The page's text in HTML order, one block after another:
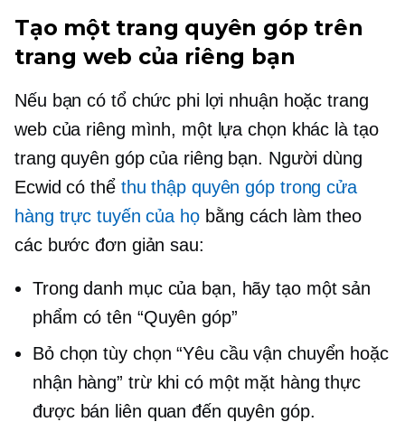
Tạo một trang quyên góp trên
trang web của riêng bạn
Nếu bạn có tổ chức phi lợi nhuận hoặc trang
web của riêng mình, một lựa chọn khác là tạo
trang quyên góp của riêng bạn. Người dùng
Ecwid có thể thu thập quyên góp trong cửa
hàng trực tuyến của họbằng cách làm theo
các bước đơn giản sau:
Trong danh mục của bạn, hãy tạo một sản
phẩm có tên “Quyên góp”
Bỏ chọn tùy chọn “Yêu cầu vận chuyển hoặc
nhận hàng” trừ khi có một mặt hàng thực
được bán liên quan đến quyên góp.